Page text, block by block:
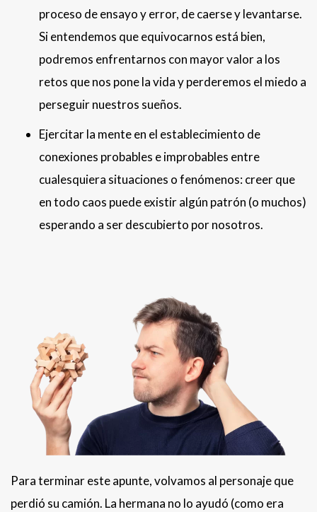
proceso de ensayo y error, de caerse y levantarse.
Si entendemos que equivocarnos está bien,
podremos enfrentarnos con mayor valor a los
retos que nos pone la vida y perderemos el miedo a
perseguir nuestros sueños.
Ejercitar la mente en el establecimiento de
conexiones probables e improbables entre
cualesquiera situaciones o fenómenos: creer que
en todo caos puede existir algún patrón (o muchos)
esperando a ser descubierto por nosotros.
Para terminar este apunte, volvamos al personaje que
perdió su camión. La hermana no lo ayudó (como era